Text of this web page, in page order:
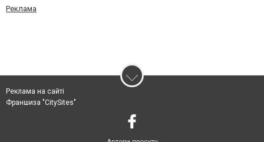
Реклама
Реклама на сайті
Франшиза "CitySites"